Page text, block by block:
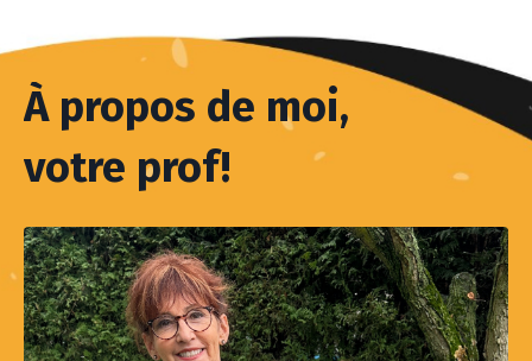
À propos de moi,
votre prof!